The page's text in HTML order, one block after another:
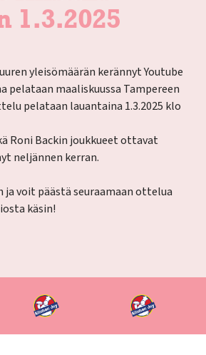
1.3.2025
yleisömäärän kerännyt Youtube
pelataan maaliskuussa Tampereen
pelataan lauantaina 1.3.2025 klo
Roni Backin joukkueet ottavat
neljännen kerran.
ja voit päästä seuraamaan ottelua
käsin!